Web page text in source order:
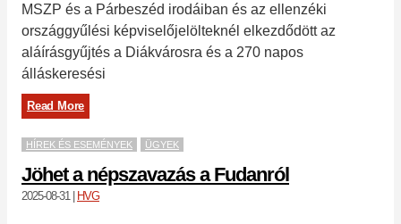
MSZP és a Párbeszéd irodáiban és az ellenzéki
országgyűlési képviselőjelölteknél elkezdődött az
aláírásgyűjtés a Diákvárosra és a 270 napos
álláskeresési
Read More
HÍREK ÉS ESEMÉNYEK ÜGYEK
Jöhet a népszavazás a Fudanról
2025-08-31 | HVG